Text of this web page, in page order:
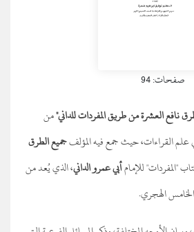
صفحات: 94
نافع العشرة من طريق المفردات للداني"من
علم القراءات، حيث جمع فيه المؤلفجميع الطرق
"المفردات" للإمامأبي عمرو الداني، الذي يُعد من
الخامس الهجري.